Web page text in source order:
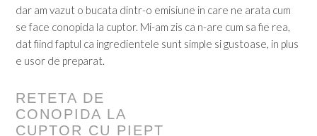
dar am vazut o bucata dintr-o emisiune in care ne arata cum
se face conopida la cuptor. Mi-am zis ca n-are cum sa fie rea,
dat fiind faptul ca ingredientele sunt simple si gustoase, in plus
e usor de preparat.
RETETA DE
CONOPIDA LA
CUPTOR CU PIEPT